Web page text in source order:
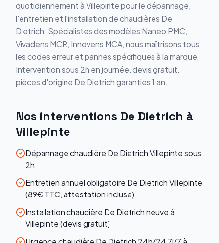
quotidiennement àVillepintepour le dépannage,
l'entretien et l'installation de chaudières De
Dietrich. Spécialistes des modèles Naneo PMC,
Vivadens MCR, Innovens MCA, nous maîtrisons tous
les codes erreur et pannes spécifiques à la marque.
Intervention sous 2h en journée, devis gratuit,
pièces d'origine De Dietrichgaranties 1 an.
Nos interventions De Dietrich à
Villepinte
Dépannage chaudière De Dietrich Villepinte sous
2h
Entretien annuel obligatoire De Dietrich Villepinte
(89€ TTC, attestation incluse)
Installation chaudière De Dietrich neuve à
Villepinte (devis gratuit)